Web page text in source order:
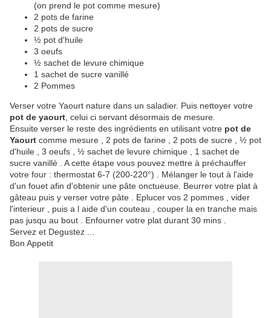
(on prend le pot comme mesure)
2 pots de farine
2 pots de sucre
½ pot d'huile
3 oeufs
½ sachet de levure chimique
1 sachet de sucre vanillé
2 Pommes
Verser votre Yaourt nature dans un saladier. Puis nettoyer votre
pot de yaourt , celui ci servant désormais de mesure.
Ensuite verser le reste des ingrédients en utilisant votre pot de
Yaourt comme mesure , 2 pots de farine , 2 pots de sucre , ½ pot
d'huile , 3 oeufs , ½ sachet de levure chimique , 1 sachet de
sucre vanillé . A cette étape vous pouvez mettre à préchauffer
votre four : thermostat 6-7 (200-220°) . Mélanger le tout à l'aide
d'un fouet afin d'obtenir une pâte onctueuse. Beurrer votre plat à
gâteau puis y verser votre pâte . Eplucer vos 2 pommes , vider
l'interieur , puis a l aide d'un couteau , couper la en tranche mais
pas jusqu au bout . Enfourner votre plat durant 30 mins .
Servez et Degustez ...
Bon Appetit